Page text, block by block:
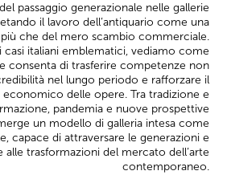
passaggio generazionale nelle gallerie
il lavoro dell’antiquario come una
che del mero scambio commerciale.
casi italiani emblematici, vediamo come
consenta di trasferire competenze non
nel lungo periodo e rafforzare il
delle opere. Tra tradizione e
pandemia e nuove prospettive
un modello di galleria intesa come
capace di attraversare le generazioni e
alle trasformazioni del mercato dell’arte
contemporaneo.